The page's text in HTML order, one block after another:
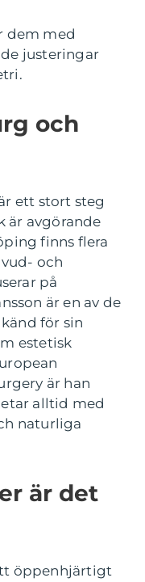
dem med
justeringar
och
ett stort steg
är avgörande
finns flera
och
på
är en av de
för sin
estetisk
är han
alltid med
naturliga
är det
öppenhjärtigt